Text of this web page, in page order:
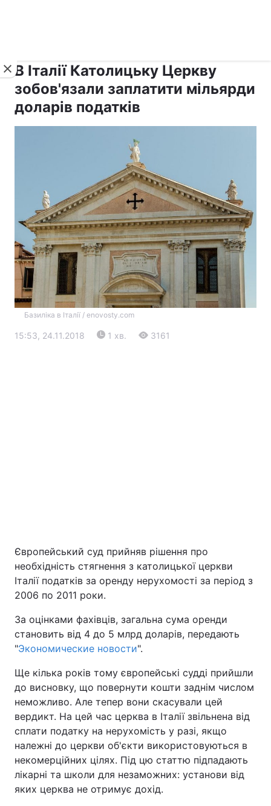
Київ Львів
Дніпро
Одеса
Спорт Наука
Техно і зв'язок Лайт
Зброя Інциденти
Здоров'я Туризм
Цікавинки Погода
В Італії Католицьку Церкву
зобов'язали заплатити мільярди
доларів податків
Базиліка в Італії / enovosty.com
15:53, 24.11.2018 1 хв. 3161
Європейський суд прийняв рішення про
необхідність стягнення з католицької церкви
Італії податків за оренду нерухомості за період з
2006 по 2011 роки.
За оцінками фахівців, загальна сума оренди
становить від 4 до 5 млрд доларів, передають
"Экономические новости".
Ще кілька років тому європейські судді прийшли
до висновку, що повернути кошти заднім числом
неможливо. Але тепер вони скасували цей
вердикт. На цей час церква в Італії звільнена від
сплати податку на нерухомість у разі, якщо
належні до церкви об'єкти використовуються в
некомерційних цілях. Під цю статтю підпадають
лікарні та школи для незаможних: установи від
яких церква не отримує дохід.